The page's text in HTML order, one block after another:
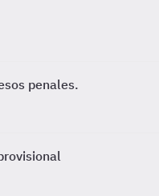
penales.